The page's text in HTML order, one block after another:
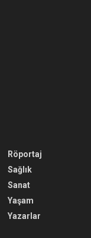
Röportaj
Sağlık
Sanat
Yaşam
Yazarlar